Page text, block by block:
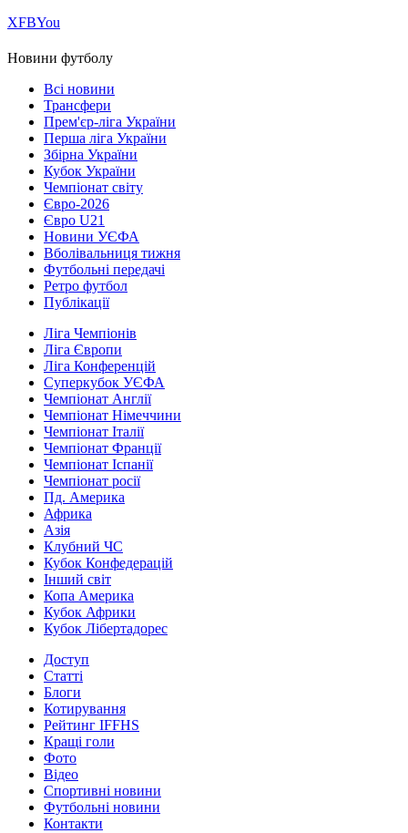
ХFBYou
Новини футболу
Всі новини
Трансфери
Прем'єр-ліга України
Перша ліга України
Збірна України
Кубок України
Чемпіонат світу
Євро-2026
Євро U21
Новини УЄФА
Вболівальниця тижня
Футбольні передачі
Ретро футбол
Публікації
Ліга Чемпіонів
Ліга Європи
Ліга Конференцій
Суперкубок УЄФА
Чемпіонат Англії
Чемпіонат Німеччини
Чемпіонат Італії
Чемпіонат Франції
Чемпіонат Іспанії
Чемпіонат росії
Пд. Америка
Африка
Азія
Клубний ЧС
Кубок Конфедерацій
Інший світ
Копа Америка
Кубок Африки
Кубок Лібертадорес
Доступ
Статті
Блоги
Котирування
Рейтинг IFFHS
Кращі голи
Фото
Відео
Спортивні новини
Футбольні новини
Контакти